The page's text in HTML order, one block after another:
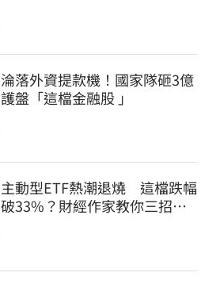
淪落外資提款機！國家隊砸3億
護盤「這檔金融股 」
主動型ETF熱潮退燒 這檔跌幅
破33%？財經作家教你三招避